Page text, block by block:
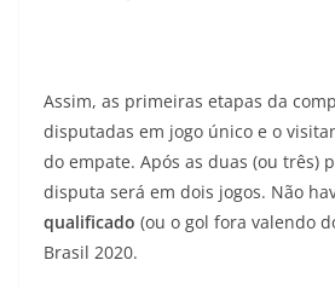
Assim, as primeiras etapas da
disputadas em jogo único e o
do empate. Após as duas (ou três)
disputa será em dois jogos. Não
qualificado (ou o gol fora valendo
Brasil 2020.